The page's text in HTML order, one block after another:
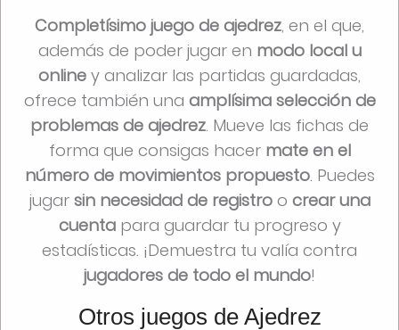
Completísimo juego de ajedrez, en el que,
además de poder jugar en modo local u
online y analizar las partidas guardadas,
ofrece también una amplísima selección de
problemas de ajedrez. Mueve las fichas de
forma que consigas hacer mate en el
número de movimientos propuesto. Puedes
jugar sin necesidad de registroo crear una
cuentapara guardar tu progreso y
estadísticas. ¡Demuestra tu valía contra
jugadores de todo el mundo!
Otros juegos de Ajedrez